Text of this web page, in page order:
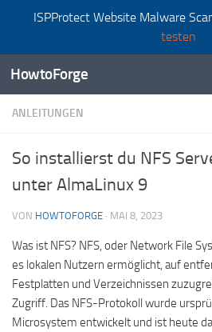
ISPProtect Website Malware
testen
Zum Inhalt springen
HowtoForge
ANLEITUNGEN
So installierst du NFS
unter AlmaLinux 9
VON HOWTOFORGE · MAI 8, 2023
Was ist NFS? NFS, oder Network File
es lokalen Nutzern ermöglicht, auf
Festplatten und Verzeichnissen
Zugriff. Das NFS-Protokoll wurde
Microsystem entwickelt und ist heute